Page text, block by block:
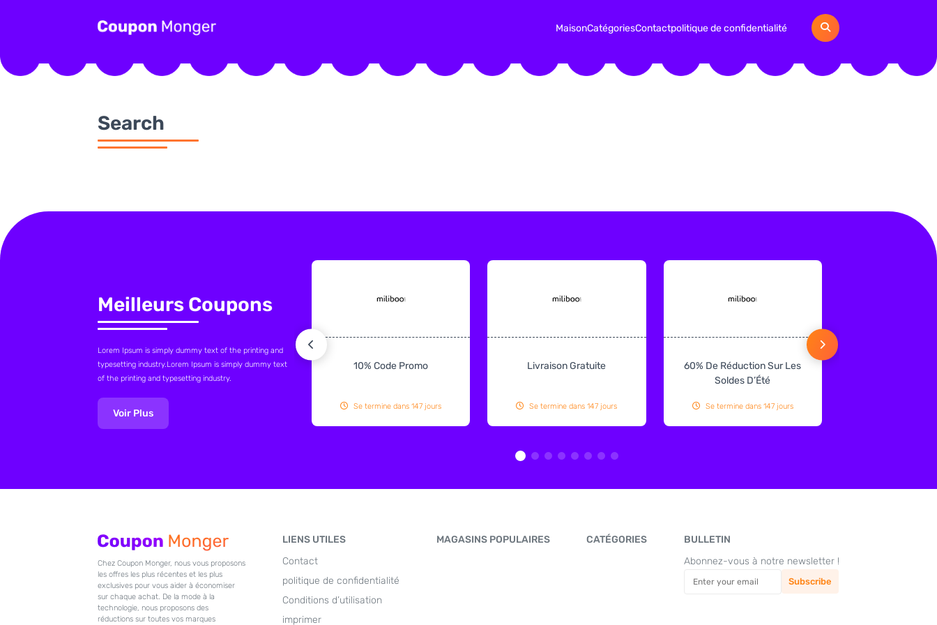
MaisonCatégoriesContactpolitique de confidentialité
Search
Meilleurs Coupons
Lorem Ipsum is simply dummy text of the printing and
typesetting industry.Lorem Ipsum is simply dummy text
of the printing and typesetting industry.
Voir Plus
10% Code Promo
Se termine dans 147 jours
Livraison Gratuite
Se termine dans 147 jours
60% De Réduction Sur Les
Soldes D’Été
Se termine dans 147 jours
Chez Coupon Monger, nous vous proposons
les offres les plus récentes et les plus
exclusives pour vous aider à économiser
sur chaque achat. De la mode à la
technologie, nous proposons des
réductions sur toutes vos marques
LIENS UTILES
Contact
politique de confidentialité
Conditions d’utilisation
imprimer
MAGASINS POPULAIRES CATÉGORIES
BULLETIN
Abonnez-vous à notre newsletter !